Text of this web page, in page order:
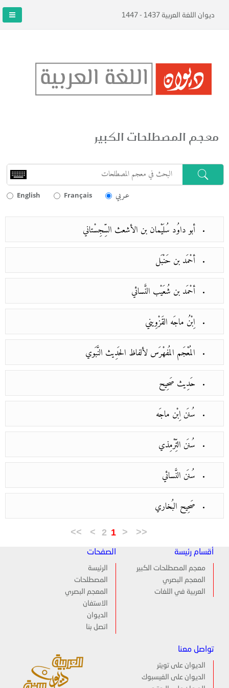
ديوان اللغة العربية 1437 - 1447
معجم المصطلحات الكبير
English Français عـربي
أبو داوُد سُلَيْمان بن الأشعث السِّجِسْتاني
أحْمَد بن حَنْبَل
أحْمَد بن شُعَيْب النَّسائي
اِبْنُ ماجَه القَزْوِيني
المُعْجَم المُفهْرَس لألفاظ الحَدِيث النَّبَوي
حَدِيث صَحِيح
سُنَن اِبْن ماجَه
سُنَن التِّرْمِذي
سُنَن النَّسائي
صَحِيح البُخاري
<<
<
1
2
>
>>
أقسام رئيسة
معجم المصطلحات الكبير
المعجم البصري
العربية في اللغات
الصفحات
الرئيسة
المصطلحات
المعجم البصري
الاستفان
الديوان
اتصل بنا
تواصل معنا
الديوان على تويتر
الديوان على الفيسبوك